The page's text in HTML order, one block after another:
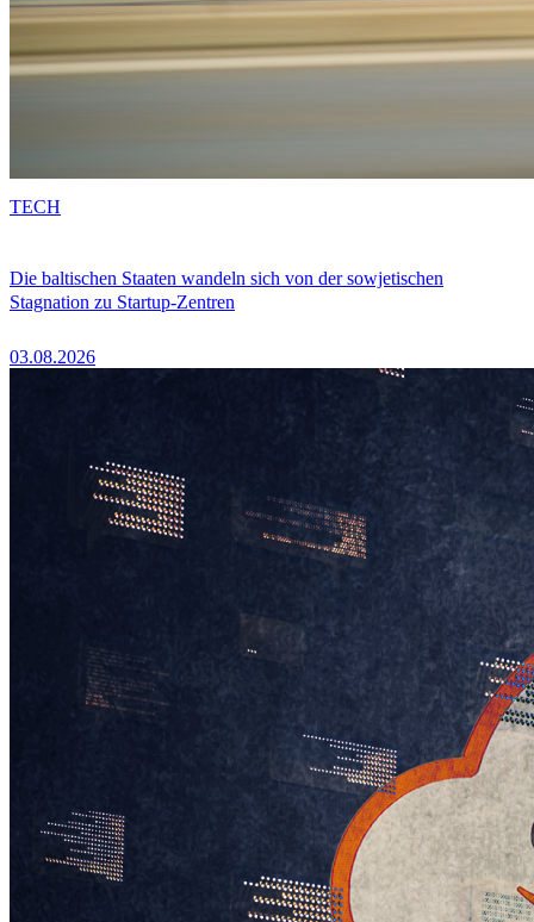
Die baltischen Staaten wandeln sich von der sowjetischen
Stagnation zu Startup-Zentren
03.08.2026
TECH